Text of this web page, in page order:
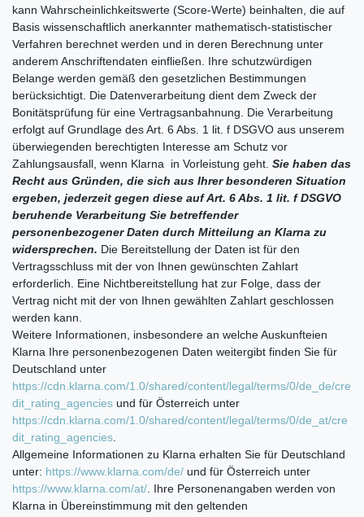
kann Wahrscheinlichkeitswerte (Score-Werte) beinhalten, die auf
Basis wissenschaftlich anerkannter mathematisch-statistischer
Verfahren berechnet werden und in deren Berechnung unter
anderem Anschriftendaten einfließen. Ihre schutzwürdigen
Belange werden gemäß den gesetzlichen Bestimmungen
berücksichtigt. Die Datenverarbeitung dient dem Zweck der
Bonitätsprüfung für eine Vertragsanbahnung. Die Verarbeitung
erfolgt auf Grundlage des Art. 6 Abs. 1 lit. f DSGVO aus unserem
überwiegenden berechtigten Interesse am Schutz vor
Zahlungsausfall, wenn Klarna in Vorleistung geht. Sie haben das
Recht aus Gründen, die sich aus Ihrer besonderen Situation
ergeben, jederzeit gegen diese auf Art. 6 Abs. 1 lit. f DSGVO
beruhende Verarbeitung Sie betreffender
personenbezogener Daten durch Mitteilung an Klarna zu
widersprechen. Die Bereitstellung der Daten ist für den
Vertragsschluss mit der von Ihnen gewünschten Zahlart
erforderlich. Eine Nichtbereitstellung hat zur Folge, dass der
Vertrag nicht mit der von Ihnen gewählten Zahlart geschlossen
werden kann.
Weitere Informationen, insbesondere an welche Auskunfteien
Klarna Ihre personenbezogenen Daten weitergibt finden Sie für
Deutschland unter
https://cdn.klarna.com/1.0/shared/content/legal/terms/0/de_de/cre
dit_rating_agencies und für Österreich unter
https://cdn.klarna.com/1.0/shared/content/legal/terms/0/de_at/cre
dit_rating_agencies
Allgemeine Informationen zu Klarna erhalten Sie für Deutschland
unter: https://www.klarna.com/de/ und für Österreich unter
https://www.klarna.com/at/ . Ihre Personenangaben werden von
Klarna in Übereinstimmung mit den geltenden